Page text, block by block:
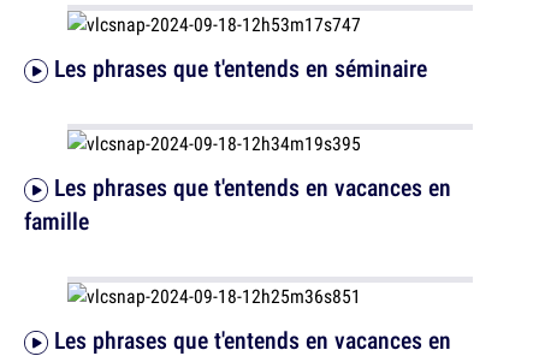
famille
Les phrases que t'entends en séminaire